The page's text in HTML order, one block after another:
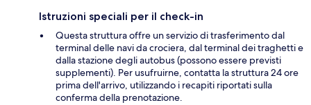
Istruzioni speciali per il check-in
Questa struttura offre un servizio di trasferimento dal
terminal delle navi da crociera, dal terminal dei traghetti e
dalla stazione degli autobus (possono essere previsti
supplementi). Per usufruirne, contatta la struttura 24 ore
prima dell'arrivo, utilizzando i recapiti riportati sulla
conferma della prenotazione.